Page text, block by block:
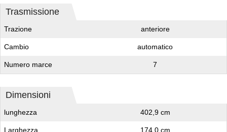
Trasmissione
Trazione anteriore
Cambio automatico
Numero marce 7
Dimensioni
lunghezza 402,9 cm
Larghezza 174,0 cm